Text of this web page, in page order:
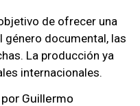
de ofrecer una
género documental, las
La producción ya
internacionales.
Guillermo